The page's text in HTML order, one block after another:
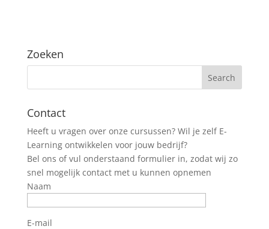
Zoeken
Contact
Heeft u vragen over onze cursussen? Wil je zelf E-
Learning ontwikkelen voor jouw bedrijf?
Bel ons of vul onderstaand formulier in, zodat wij zo
snel mogelijk contact met u kunnen opnemen
Naam
E-mail